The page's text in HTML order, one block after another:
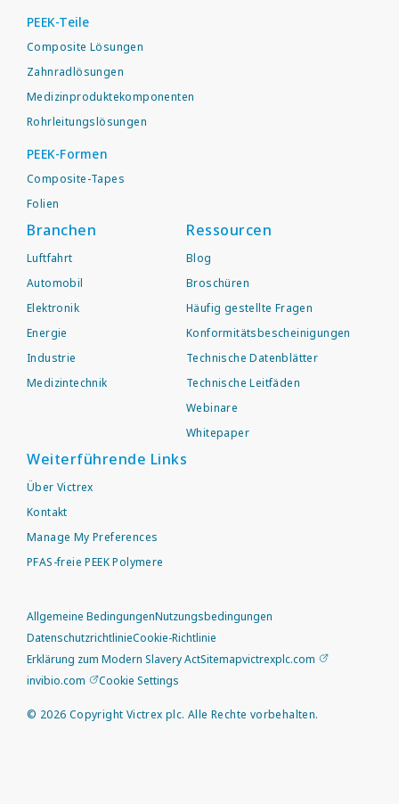
PEEK-Teile
Composite Lösungen
Zahnradlösungen
Medizinproduktekomponenten
Rohrleitungslösungen
PEEK-Formen
Composite-Tapes
Folien
Branchen
Luftfahrt
Automobil
Elektronik
Energie
Industrie
Medizintechnik
Ressourcen
Blog
Broschüren
Häufig gestellte Fragen
Konformitätsbescheinigungen
Technische Datenblätter
Technische Leitfäden
Webinare
Whitepaper
Weiterführende Links
Über Victrex
Kontakt
Manage My Preferences
PFAS-freie PEEK Polymere
Allgemeine BedingungenNutzungsbedingungen
DatenschutzrichtlinieCookie-Richtlinie
Erklärung zum Modern Slavery ActSitemapvictrexplc.com
invibio.com
Cookie Settings
© 2026 Copyright Victrex plc. Alle Rechte vorbehalten.